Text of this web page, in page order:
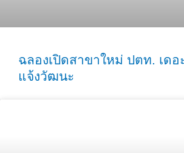
ฉลองเปิดสาขาใหม่ ปตท. เดอ
แจ้งวัฒนะ